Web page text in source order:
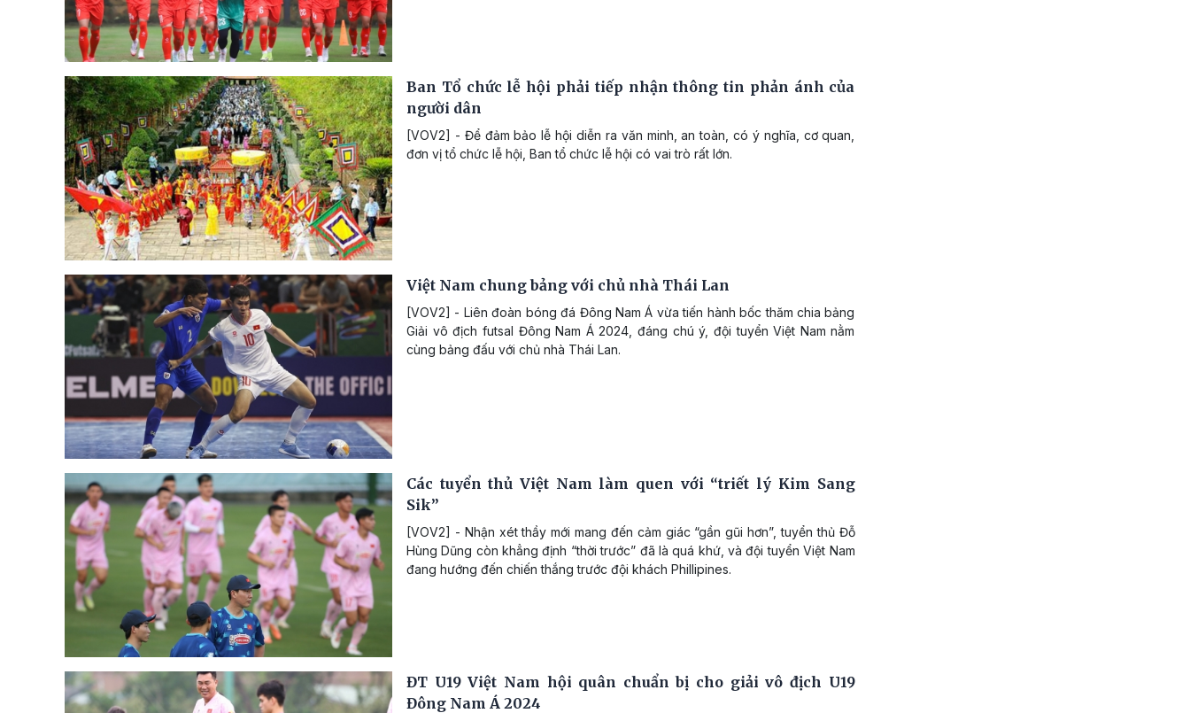
Ban Tổ chức lễ hội phải tiếp nhận thông tin phản ánh của
người dân
[VOV2] - Để đảm bảo lễ hội diễn ra văn minh, an toàn, có ý nghĩa, cơ quan,
đơn vị tổ chức lễ hội, Ban tổ chức lễ hội có vai trò rất lớn.
Việt Nam chung bảng với chủ nhà Thái Lan
[VOV2] - Liên đoàn bóng đá Đông Nam Á vừa tiến hành bốc thăm chia bảng
Giải vô địch futsal Đông Nam Á 2024, đáng chú ý, đội tuyển Việt Nam nằm
cùng bảng đấu với chủ nhà Thái Lan.
Các tuyển thủ Việt Nam làm quen với “triết lý Kim Sang
Sik”
[VOV2] - Nhận xét thầy mới mang đến cảm giác “gần gũi hơn”, tuyển thủ Đỗ
Hùng Dũng còn khẳng định “thời trước” đã là quá khứ, và đội tuyển Việt Nam
đang hướng đến chiến thắng trước đội khách Phillipines.
ĐT U19 Việt Nam hội quân chuẩn bị cho giải vô địch U19
Đông Nam Á 2024